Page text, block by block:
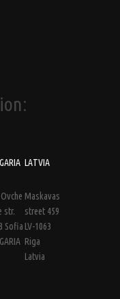
str.
Sofia
LATVIA
Maskavas
street 459
LV-1063
Riga
Latvia